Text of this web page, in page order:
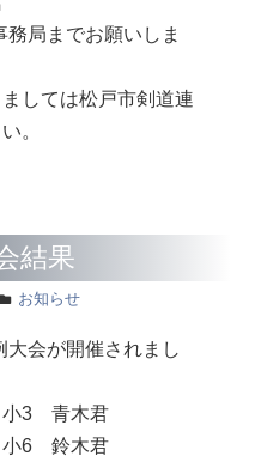
局までお願いしま
しては松戸市剣道連
。
結果
お知らせ
大会が開催されまし
3 青木君
6 鈴木君